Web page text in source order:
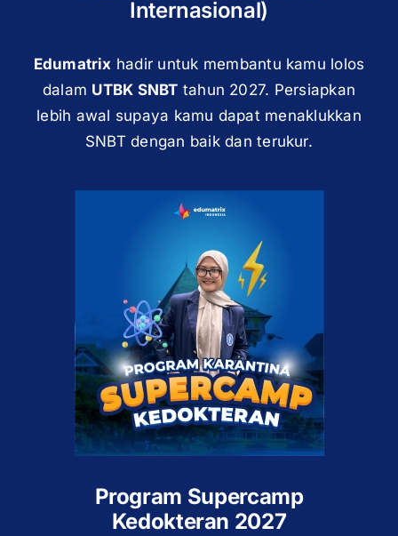
Internasional)
Edumatrix hadir untuk membantu kamu lolos
dalam UTBK SNBT tahun 2027. Persiapkan
lebih awal supaya kamu dapat menaklukkan
SNBT dengan baik dan terukur.
Program Supercamp
Kedokteran 2027